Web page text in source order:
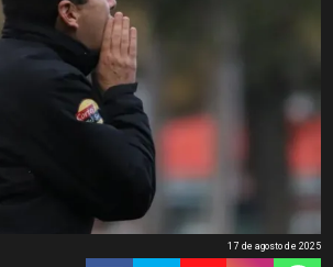
17 de agosto de 2025